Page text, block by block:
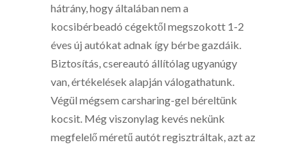
hátrány, hogy általában nem a
kocsibérbeadó cégektől megszokott 1-2
éves új autókat adnak így bérbe gazdáik.
Biztosítás, csereautó állítólag ugyanúgy
van, értékelések alapján válogathatunk.
Végül mégsem carsharing-gel béreltünk
kocsit. Még viszonylag kevés nekünk
megfelelő méretű autót regisztráltak, azt az